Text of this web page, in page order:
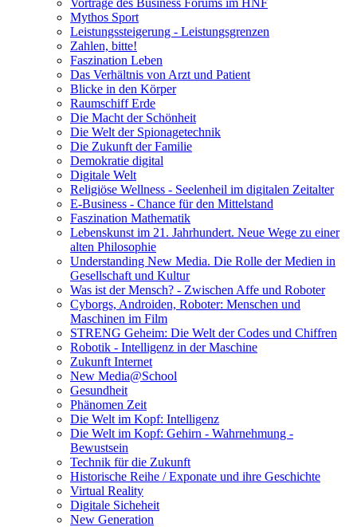
Mythos Sport
Leistungssteigerung - Leistungsgrenzen
Zahlen, bitte!
Faszination Leben
Das Verhältnis von Arzt und Patient
Blicke in den Körper
Raumschiff Erde
Die Macht der Schönheit
Die Welt der Spionagetechnik
Die Zukunft der Familie
Demokratie digital
Digitale Welt
Religiöse Wellness - Seelenheil im digitalen Zeitalter
E-Business - Chance für den Mittelstand
Faszination Mathematik
Lebenskunst im 21. Jahrhundert. Neue Wege zu einer
alten Philosophie
Understanding New Media. Die Rolle der Medien in
Gesellschaft und Kultur
Was ist der Mensch? - Zwischen Affe und Roboter
Cyborgs, Androiden, Roboter: Menschen und
Maschinen im Film
STRENG Geheim: Die Welt der Codes und Chiffren
Robotik - Intelligenz in der Maschine
Zukunft Internet
New Media@School
Gesundheit
Phänomen Zeit
Die Welt im Kopf: Intelligenz
Die Welt im Kopf: Gehirn - Wahrnehmung -
Bewustsein
Technik für die Zukunft
Historische Reihe / Exponate und ihre Geschichte
Virtual Reality
Digitale Sicheheit
New Generation